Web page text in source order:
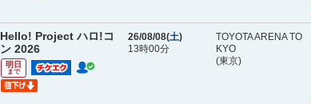
Hello! Project ハロ!コ
ン 2026
明日
まで
26/08/08(土)
13時00分
TOYOTA ARENA TO
KYO
(東京)